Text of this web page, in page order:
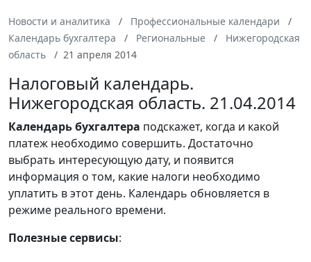
Новости и аналитика
Профессиональные календари
Календарь бухгалтера
Региональные
Нижегородская
область
21 апреля 2014
Налоговый календарь.
Нижегородская область. 21.04.2014
Календарьбухгалтера подскажет, когда и какой
платеж необходимо совершить. Достаточно
выбрать интересующую дату, и появится
информация о том, какие налоги необходимо
уплатить в этот день. Календарь обновляется в
режиме реального времени.
Полезные сервисы: